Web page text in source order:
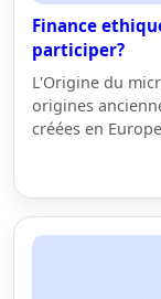
Finance
participer?
L'Origine du
origines
créées en